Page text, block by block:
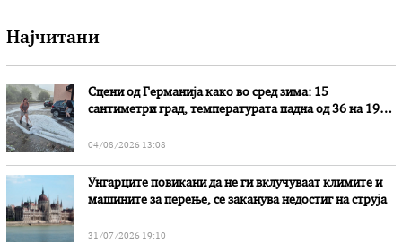
Најчитани
Сцени од Германија како во сред зима: 15
сантиметри град, температурата падна од 36 на 19
04/08/2026 13:08
Унгарците повикани да не ги вклучуваат климите и
машините за перење, се заканува недостиг на струја
31/07/2026 19:10